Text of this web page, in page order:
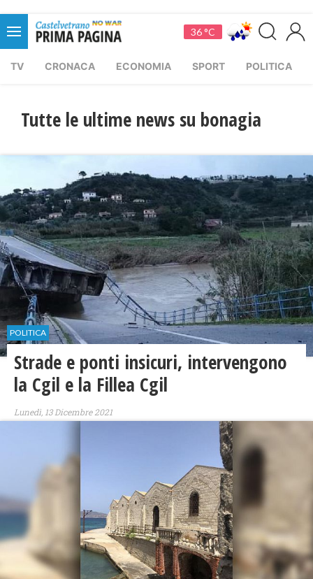
36 °C
TV CRONACA ECONOMIA SPORT POLITICA
Tutte le ultime news su bonagia
POLITICA
Strade e ponti insicuri, intervengono
la Cgil e la Fillea Cgil
Lunedì, 13 Dicembre 2021